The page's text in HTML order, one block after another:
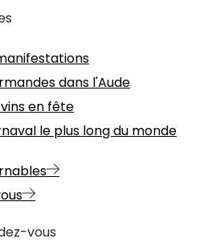
dans l'Aude
en fête
le plus long du monde
vous